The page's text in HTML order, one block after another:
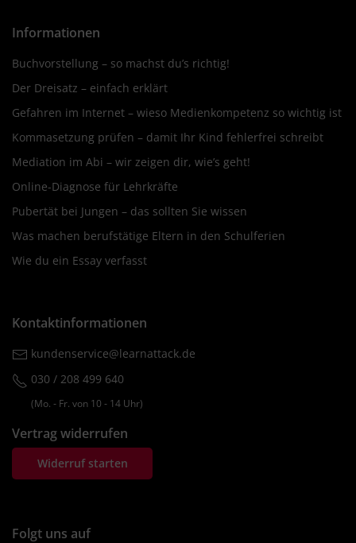
Informationen
Buchvorstellung – so machst du’s richtig!
Der Dreisatz – einfach erklärt
Gefahren im Internet – wieso Medienkompetenz so wichtig ist
Kommasetzung prüfen – damit Ihr Kind fehlerfrei schreibt
Mediation im Abi – wir zeigen dir, wie’s geht!
Online-Diagnose für Lehrkräfte
Pubertät bei Jungen – das sollten Sie wissen
Was machen berufstätige Eltern in den Schulferien
Wie du ein Essay verfasst
Kontaktinformationen
kundenservice@learnattack.de
030 / 208 499 640
(Mo. ‐ Fr. von 10 ‐ 14 Uhr)
Vertrag widerrufen
Widerruf starten
Folgt uns auf